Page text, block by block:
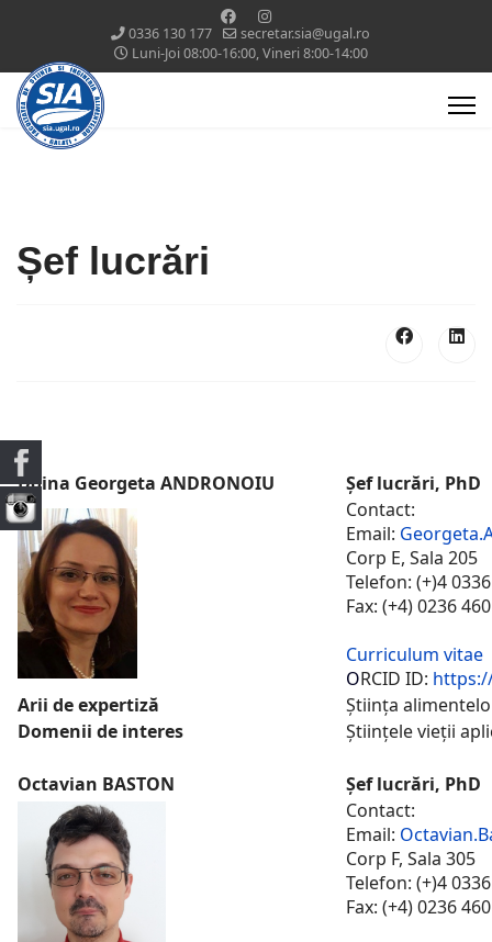
0336 130 177
secretar.sia@ugal.ro
Luni-Joi 08:00-16:00, Vineri 8:00-14:00
Șef lucrări
Doina Georgeta ANDRONOIU
Șef lucrări, PhD
Contact:
Email:
Corp E, Sala 205
Telefon: (+)4
Fax: (+4) 0236
Curriculum vitae
ORCID ID:
Arii de expertiză
Știința
Domenii de interes
Științele vieții
Octavian BASTON
Șef lucrări, PhD
Contact:
Email:
Corp F, Sala 305
Telefon: (+)4
Fax: (+4) 0236